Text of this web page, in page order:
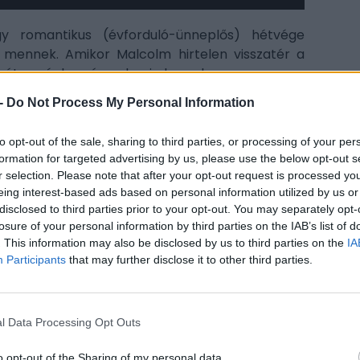
Do Not Process My Personal Information
opt-out of the sale, sharing to third parties, or processing of your
for targeted advertising by us, please use the below opt-out
selection. Please note that after your opt-out request is processed
interest-based ads based on personal information utilized by us
to third parties prior to your opt-out. You may separately
of your personal information by third parties on the IAB’s list of
This information may also be disclosed by us to third parties on the
Participants that may further disclose it to other third parties.
Data Processing Opt Outs
(évforduló-ünneplős) hétvége
Amikor Malcolm hirtelen visszatér a
méghozzá valami borzalmasan gonosz
borzalmas titkait. A főszerepben Tatiana
(Possessor). A forgatókönyvet Nick
hogy a PC Guru tartalmairól véletlenül